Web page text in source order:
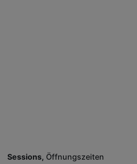
Sessions Öffnungszeiten